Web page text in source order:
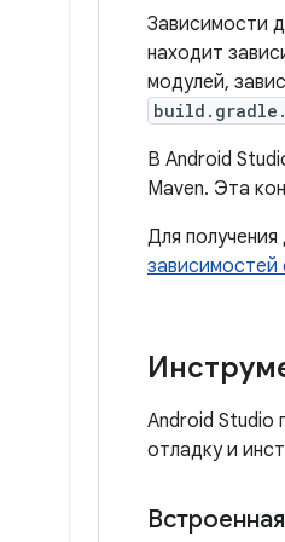
Зависимости
находит
модулей,
В Android
Maven. Эта
Для
зависимостей
Android Studio
отладку и